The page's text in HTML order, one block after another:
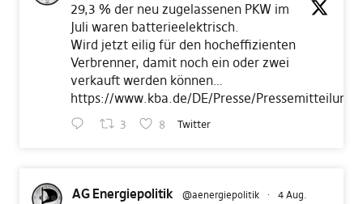
29,3 % der neu zugelassenen PKW im
Juli waren batterieelektrisch.
Wird jetzt eilig für den hocheffizienten
Verbrenner, damit noch ein oder zwei
verkauft werden können…
https://www.kba.de/DE/Presse/
3 8 Twitter
AG Energiepolitik @aenergiepolitik · 4 Aug.